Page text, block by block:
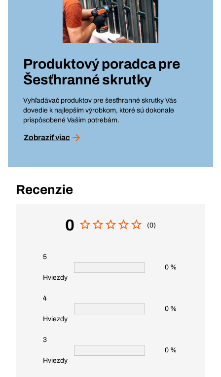
Produktový poradca pre
Šesťhranné skrutky
Vyhľadávač produktov pre šesťhranné skrutky Vás
dovedie k najlepším výrobkom, ktoré sú dokonale
prispôsobené Vašim potrebám.
Zobraziť viac
Recenzie
0 (0)
5
Hviezdy
0 %
4
Hviezdy
0 %
3
Hviezdy
0 %